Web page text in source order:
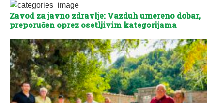
Zavod za javno zdravlje: Vazduh umereno dobar,
preporučen oprez osetljivim kategorijama